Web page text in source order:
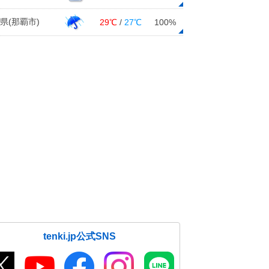
(那覇市) 29℃ / 27℃ 100%
tenki.jp公式SNS